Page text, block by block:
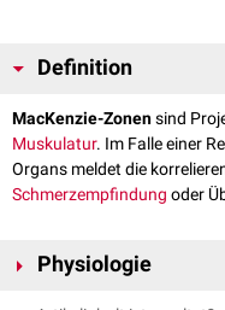
Definition
MacKenzie-Zonensind
Muskulatur. Im Falle einer
Organs meldet die
Schmerzempfindung oder
Physiologie
Das Phänomen der